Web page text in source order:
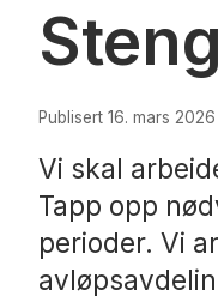
Publisert 16. mars
Vi skal
Tapp opp
perioder. Vi